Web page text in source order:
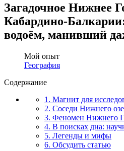
Загадочное Нижнее
Кабардино-
водоём, манивший
Мой опыт
География
Содержание
1. Магнит для
2. Соседи Нижнего
3. Феномен Нижнего
4. В поисках дна:
5. Легенды и мифы
6. Обсудить статью